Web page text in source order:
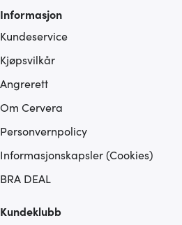
eller som de har samlet inn
tjenestene deres.
Informasjon
Kundeservice
Kjøpsvilkår
Angrerett
Om Cervera
Personvernpolicy
Informasjonskapsler (Cookies)
BRA DEAL
Kundeklubb